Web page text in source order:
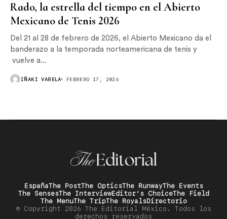
Rado, la estrella del tiempo en el Abierto
Mexicano de Tenis 2026
Del 21 al 28 de febrero de 2026, el Abierto Mexicano da el
banderazo a la temporada norteamericana de tenis y
vuelve a...
IÑAKI VARELA FEBRERO 17, 2026
EspañaThe PostThe OpticsThe RunwayThe Events
The SensesThe InterviewEditor’s ChoiceThe Field
The MenuThe TripThe RoyalsDirectorio
© Copyright 2026 The Editorial México. Todos los
derechos reservados